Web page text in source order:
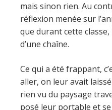
mais sinon rien. Au
réflexion menée sur
que durant cette
d’une chaîne.
Ce qui a été frappant,
aller, on leur avait
rien vu du paysage
posé leur portable et